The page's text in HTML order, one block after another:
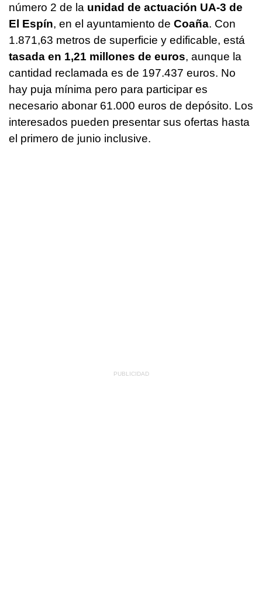
número 2 de la unidad de actuación UA-3 de
El Espín, en el ayuntamiento de Coaña. Con
1.871,63 metros de superficie y edificable, está
tasada en 1,21 millones de euros, aunque la
cantidad reclamada es de 197.437 euros. No
hay puja mínima pero para participar es
necesario abonar 61.000 euros de depósito. Los
interesados pueden presentar sus ofertas hasta
el primero de junio inclusive.